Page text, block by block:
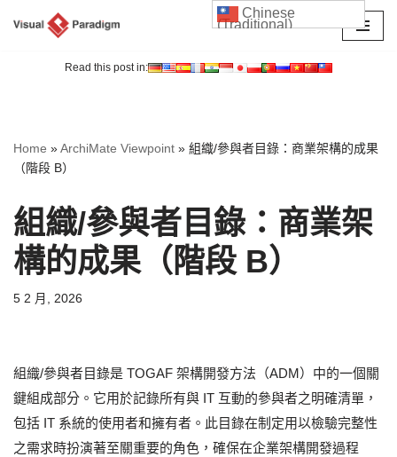
Read this post in:
Home »ArchiMate Viewpoint » 組織/參與者目錄：商業架構的成果
（階段 B）
組織/參與者目錄：商業架
構的成果（階段 B）
5 2 月, 2026
組織/參與者目錄是 TOGAF 架構開發方法（ADM）中的一個關
鍵組成部分。它用於記錄所有與 IT 互動的參與者之明確清單，
包括 IT 系統的使用者和擁有者。此目錄在制定用以檢驗完整性
之需求時扮演著至關重要的角色，確保在企業架構開發過程
Chinese
(Traditional)